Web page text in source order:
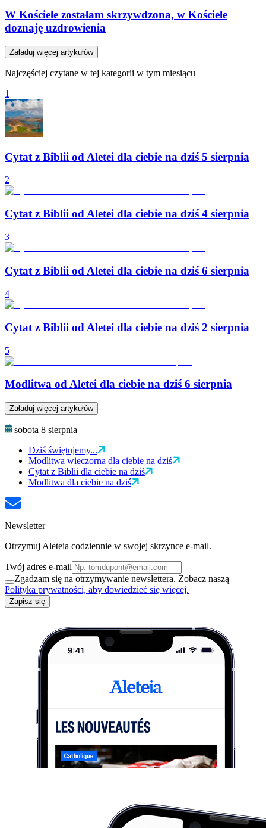
W Kościele zostałam skrzywdzona, w Kościele
doznaję uzdrowienia
Załaduj więcej artykułów
Najczęściej czytane w tej kategorii w tym miesiącu
1
Cytat z Biblii od Aletei dla ciebie na dziś 5 sierpnia
2
Cytat z Biblii od Aletei dla ciebie na dziś 4 sierpnia
3
Cytat z Biblii od Aletei dla ciebie na dziś 6 sierpnia
4
Cytat z Biblii od Aletei dla ciebie na dziś 2 sierpnia
5
Modlitwa od Aletei dla ciebie na dziś 6 sierpnia
Załaduj więcej artykułów
sobota 8 sierpnia
Dziś świętujemy...
Modlitwa wieczorna dla ciebie na dziś
Cytat z Biblii dla ciebie na dziś
Modlitwa dla ciebie na dziś
Newsletter
Otrzymuj Aleteia codziennie w swojej skrzynce e-mail.
Twój adres e-mail
Zgadzam się na otrzymywanie newslettera. Zobacz naszą
Polityka prywatności, aby dowiedzieć się więcej.
Zapisz się